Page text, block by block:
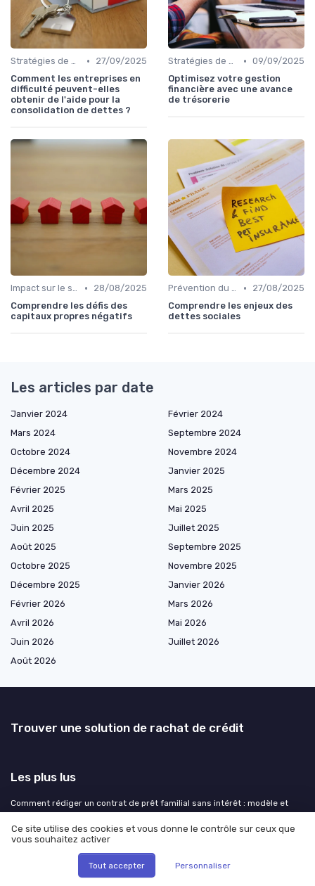
Stratégies de gestion de dette •
27/09/2025
Comment les entreprises en
difficulté peuvent-elles
obtenir de l'aide pour la
consolidation de dettes ?
Stratégies de gestion de dette • 09/09/2025
Optimisez votre gestion
financière avec une avance
de trésorerie
Impact sur le score de crédit •
28/08/2025
Comprendre les défis des
capitaux propres négatifs
Prévention du surendettement •
27/08/2025
Comprendre les enjeux des
dettes sociales
Les articles par date
Janvier 2024
Février 2024
Mars 2024
Septembre 2024
Octobre 2024
Novembre 2024
Décembre 2024
Janvier 2025
Février 2025
Mars 2025
Avril 2025
Mai 2025
Juin 2025
Juillet 2025
Août 2025
Septembre 2025
Octobre 2025
Novembre 2025
Décembre 2025
Janvier 2026
Février 2026
Mars 2026
Avril 2026
Mai 2026
Juin 2026
Juillet 2026
Août 2026
Trouver une solution de rachat de crédit
Les plus lus
Comment rédiger un contrat de prêt familial sans intérêt : modèle et
Que signifie la liquidation judiciaire pour Maison France Confort ?
Comment calculer le rachat de part de maison en cas de séparation
Comprendre le rôle du cacf dans la consolidation de dettes
Ce site utilise des cookies et vous donne le contrôle sur ceux que
vous souhaitez activer
Tout accepter Personnaliser